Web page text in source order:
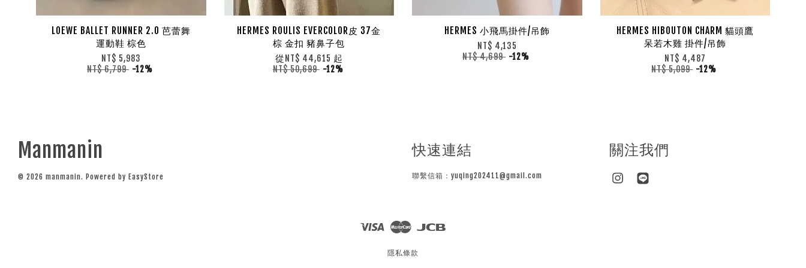
LOEWE BALLET RUNNER 2.0 芭蕾舞
運動鞋 棕色
NT$ 5,983
NT$ 6,799 -12%
HERMES ROULIS EVERCOLOR皮 37金
棕 金扣 豬鼻子包
從 NT$ 44,615 起
NT$ 50,699 -12%
HERMES 小飛馬掛件/吊飾
NT$ 4,135
NT$ 4,699 -12%
HERMES HIBOUTON CHARM 貓頭鷹
呆若木雞 掛件/吊飾
NT$ 4,487
NT$ 5,099 -12%
Manmanin
© 2026 manmanin. Powered by EasyStore
快速連結
聯繫信箱：yuqing202411@gmail.com
關注我們
Instagram
Visa Master
隱私條款